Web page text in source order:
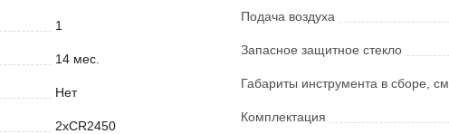
1
14 мес.
Нет
2хCR2450
Подача воздуха
Запасное защитное стекло
Габариты инструмента в сборе, см
Комплектация